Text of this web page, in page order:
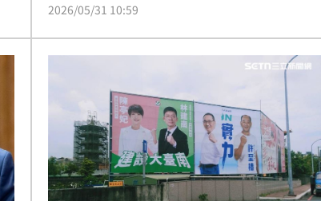
陳水扁今（31）日分享一張日前在凱達格蘭基金
先看他是否蹲得下，深信沈伯洋一定會逆轉勝，
打贏台北市長選戰。
2026/05/31 10:59